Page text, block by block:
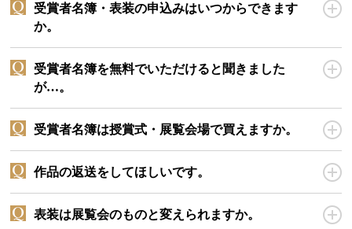
受賞者名簿・表装の申込みはいつからできます
か。
受賞者名簿を無料でいただけると聞きました
が…。
受賞者名簿は授賞式・展覧会場で買えますか。
作品の返送をしてほしいです。
表装は展覧会のものと変えられますか。